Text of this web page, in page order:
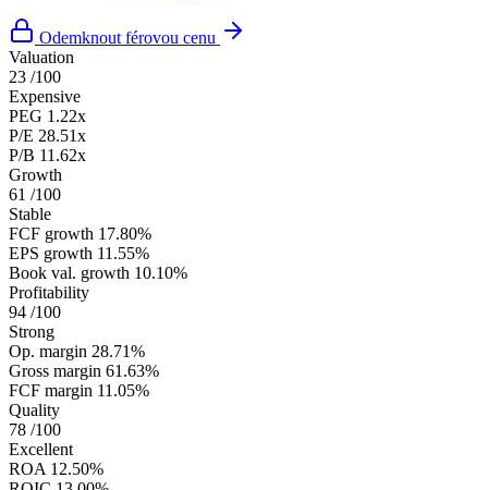
Odemknout férovou cenu
Valuation
23 /100
Expensive
PEG 1.22x
P/E 28.51x
P/B 11.62x
Growth
61 /100
Stable
FCF growth 17.80%
EPS growth 11.55%
Book val. growth 10.10%
Profitability
94 /100
Strong
Op. margin 28.71%
Gross margin 61.63%
FCF margin 11.05%
Quality
78 /100
Excellent
ROA 12.50%